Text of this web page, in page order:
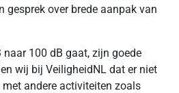
gesprek over brede aanpak van
100 dB gaat, zijn goede
wij bij VeiligheidNL dat er niet
andere activiteiten zoals